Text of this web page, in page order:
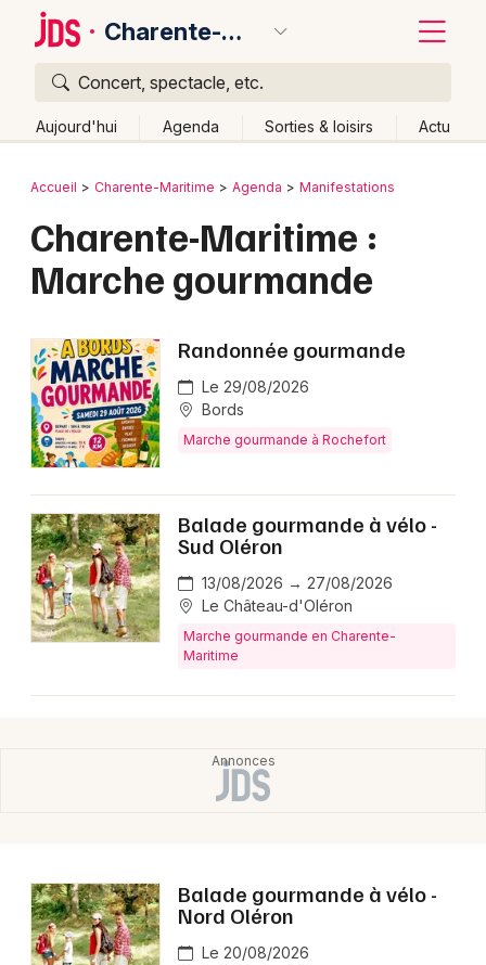
Charente-Maritime
Concert, spectacle, etc.
Aujourd'hui Agenda Sorties & loisirs Actu
Publier un événement
Activité & Expérience
Manifestations
Spectacles
Concerts
Sports
Marche gourmande en Poitou-Charente
Marche gourmande en Nouvelle-Aquitaine
Bordeaux
Colmar
Lyon
Marseille
Mulhouse
Montpellier
Nantes
Nice
Paris
Retour
Accueil Charente-Maritime Agenda Manifestations
Charente-Maritime :
Marche gourmande
Randonnée gourmande
Le 29/08/2026
Bords
Marche gourmande à Rochefort
Balade gourmande à vélo -
Sud Oléron
13/08/2026 → 27/08/2026
Le Château-d'Oléron
Marche gourmande en Charente-
Maritime
Balade gourmande à vélo -
Nord Oléron
Le 20/08/2026
Quoi ?
Où ?
Près de moi
Changer de lieu
Quand ?
Effacer les dates